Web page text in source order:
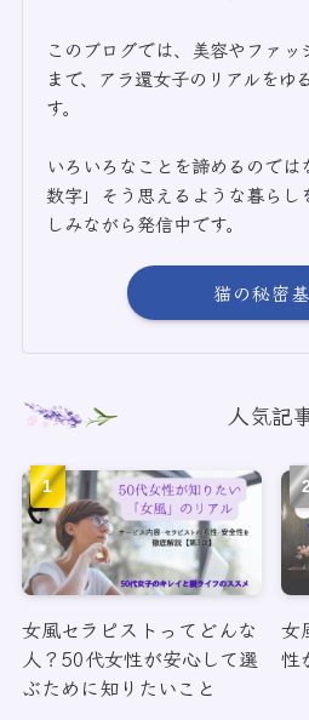
このブログでは、美容やファッ
まで、アラ還女子のリアルをゆ
す。
いろいろなことを諦めるのでは
数字」そう思えるような暮らし
しみながら発信中です。
猫の秘密
人気記
女風セラピストってどんな
人？50代女性が安心して選
ぶために知りたいこと
女
性